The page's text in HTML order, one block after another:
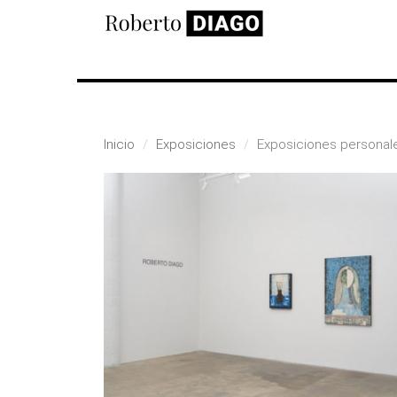
Pasar al contenido principal
Inicio Exposiciones Exposiciones